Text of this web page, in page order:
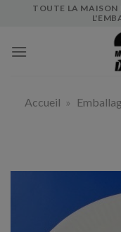
TOUTE LA MAISON
Accueil »